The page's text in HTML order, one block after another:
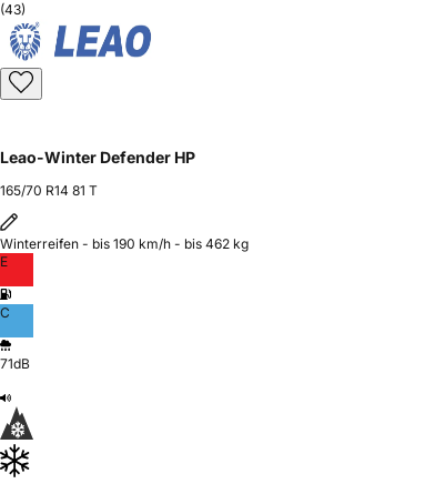
(43)
Leao-Winter Defender HP
165/70 R14 81 T
Winterreifen - bis 190 km/h - bis 462 kg
E
C
71dB